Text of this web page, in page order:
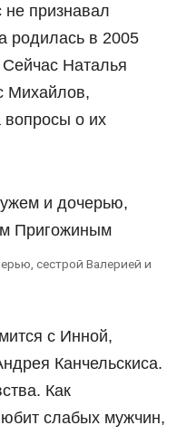
не признавал
родилась в 2005
Наталья
Михайлов,
вопросы о их
сестрой Валерией и
с Инной,
Канчельскиса.
Как
слабых мужчин,